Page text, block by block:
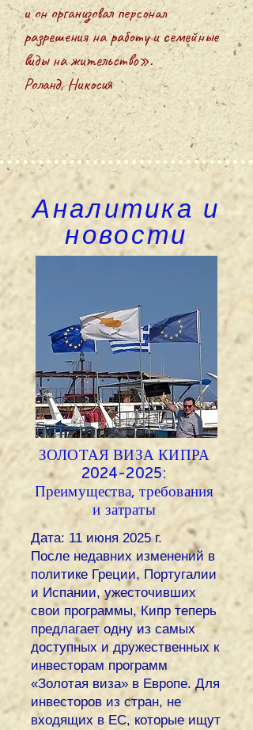
и он организовал персонал
разрешения на работу и семейные
виды на жительство».
Роланд, Никосия
Аналитика и
новости
ЗОЛОТАЯ ВИЗА КИПРА
2024-2025:
Преимущества, требования
и затраты
Дата: 11 июня 2025 г.
После недавних изменений в
политике Греции, Португалии
и Испании, ужесточивших
свои программы, Кипр теперь
предлагает одну из самых
доступных и дружественных к
инвесторам программ
«Золотая виза» в Европе. Для
инвесторов из стран, не
входящих в ЕС, которые ищут